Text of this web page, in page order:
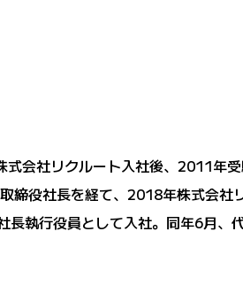
式会社リクルート入社後、2011年
締役社長を経て、2018年株式会
執行役員として入社。同年6月